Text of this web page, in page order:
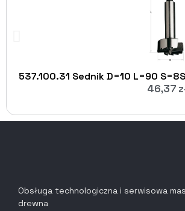
537.100.31 Sednik D=10 L=90
46,37
Obsługa technologiczna i serwisowa
drewna